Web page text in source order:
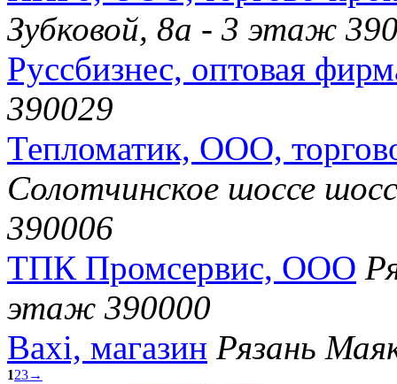
Зубковой, 8а - 3 этаж
Руссбизнес, оптовая
390029
Тепломатик, ООО,
Солотчинское шоссе
390006
ТПК Промсервис, ООО
этаж 390000
Baxi, магазин Рязань
123→